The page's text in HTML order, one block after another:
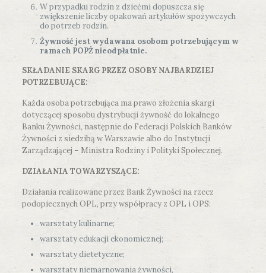
W przypadku rodzin z dziećmi dopuszcza się
zwiększenie liczby opakowań artykułów spożywczych
do potrzeb rodzin.
Żywność jest wydawana osobom potrzebującym w
ramach POPŻ nieodpłatnie.
SKŁADANIE SKARG PRZEZ OSOBY NAJBARDZIEJ
POTRZEBUJĄCE:
Każda osoba potrzebująca ma prawo złożenia skargi
dotyczącej sposobu dystrybucji żywność do lokalnego
Banku Żywności, następnie do Federacji Polskich Banków
Żywności z siedzibą w Warszawie albo do Instytucji
Zarządzającej – Ministra Rodziny i Polityki Społecznej.
DZIAŁANIA TOWARZYSZĄCE:
Działania realizowane przez Bank Żywności na rzecz
podopiecznych OPL, przy współpracy z OPL i OPS:
warsztaty kulinarne;
warsztaty edukacji ekonomicznej;
warsztaty dietetyczne;
warsztaty niemarnowania żywności,